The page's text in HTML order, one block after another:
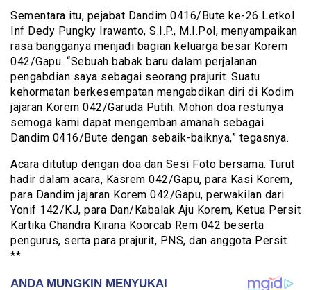
Sementara itu, pejabat Dandim 0416/Bute ke-26 Letkol
Inf Dedy Pungky Irawanto, S.I.P., M.I.Pol, menyampaikan
rasa bangganya menjadi bagian keluarga besar Korem
042/Gapu. “Sebuah babak baru dalam perjalanan
pengabdian saya sebagai seorang prajurit. Suatu
kehormatan berkesempatan mengabdikan diri di Kodim
jajaran Korem 042/Garuda Putih. Mohon doa restunya
semoga kami dapat mengemban amanah sebagai
Dandim 0416/Bute dengan sebaik-baiknya,” tegasnya.
Acara ditutup dengan doa dan Sesi Foto bersama. Turut
hadir dalam acara, Kasrem 042/Gapu, para Kasi Korem,
para Dandim jajaran Korem 042/Gapu, perwakilan dari
Yonif 142/KJ, para Dan/Kabalak Aju Korem, Ketua Persit
Kartika Chandra Kirana Koorcab Rem 042 beserta
pengurus, serta para prajurit, PNS, dan anggota Persit.
**